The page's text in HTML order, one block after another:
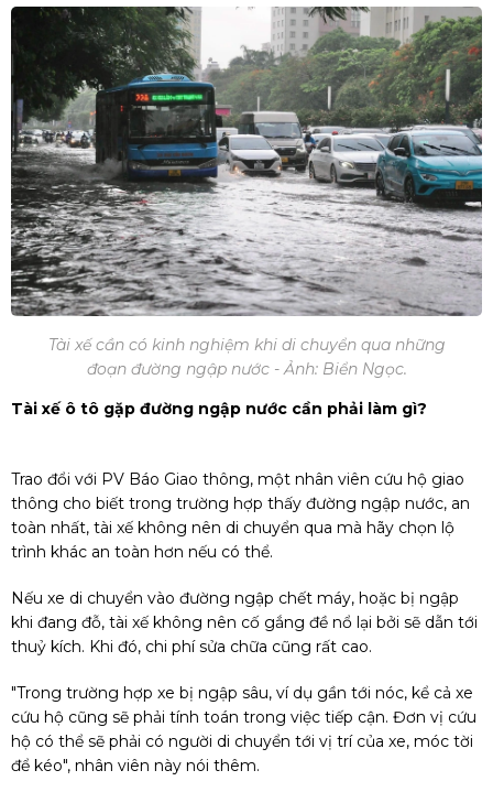
Tài xế cần có kinh nghiệm khi di chuyển qua những
đoạn đường ngập nước - Ảnh: Biển Ngọc.
Tài xế ô tô gặp đường ngập nước cần phải làm gì?
Trao đổi với PV Báo Giao thông, một nhân viên cứu hộ giao
thông cho biết trong trường hợp thấy đường ngập nước, an
toàn nhất, tài xế không nên di chuyển qua mà hãy chọn lộ
trình khác an toàn hơn nếu có thể.
Nếu xe di chuyển vào đường ngập chết máy, hoặc bị ngập
khi đang đỗ, tài xế không nên cố gắng đề nổ lại bởi sẽ dẫn tới
thuỷ kích. Khi đó, chi phí sửa chữa cũng rất cao.
"Trong trường hợp xe bị ngập sâu, ví dụ gần tới nóc, kể cả xe
cứu hộ cũng sẽ phải tính toán trong việc tiếp cận. Đơn vị cứu
hộ có thể sẽ phải có người di chuyển tới vị trí của xe, móc tời
để kéo", nhân viên này nói thêm.